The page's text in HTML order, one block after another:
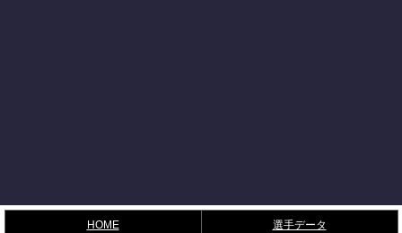
HOME 選手データ